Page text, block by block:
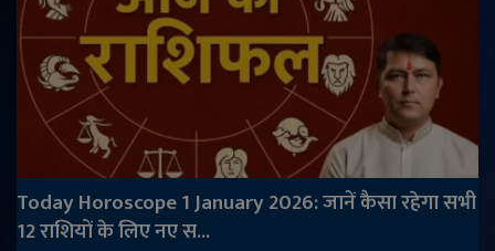
Today Horoscope 1 January 2026: जानें कैसा रहेगा सभी
12 राशियों के लिए नए स...